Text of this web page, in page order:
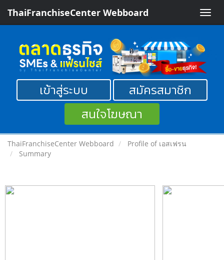
Toggle
ThaiFranchiseCenter Webboard
เข้าสู่ระบบ
สมัครสมาชิก
สนใจโฆษณา
ThaiFranchiseCenter Webboard
Profile of เอสเฟรน
Summary